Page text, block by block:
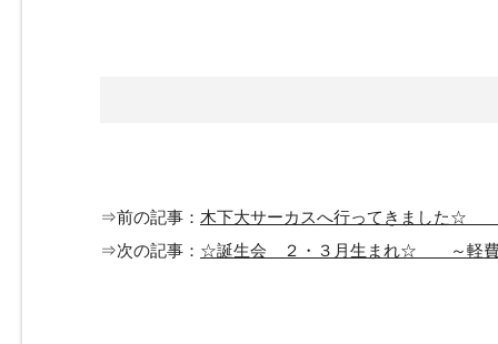
⇒前の記事： 木下大サーカスへ行ってきました
⇒次の記事： ☆誕生会 ２・３月生まれ☆ ～軽